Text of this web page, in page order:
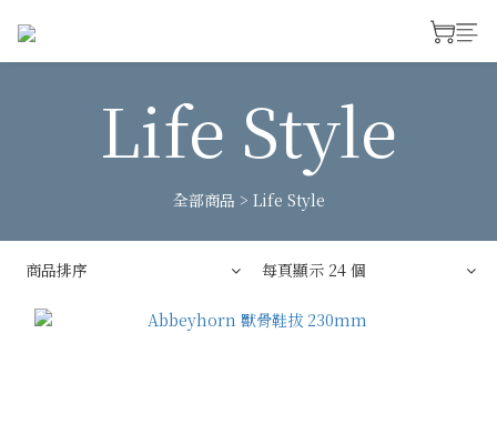
Life Style
全部商品 > Life Style
商品排序 每頁顯示 24 個